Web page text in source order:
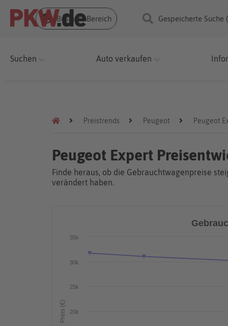
Business Bereich Gespeicherte Suche (
Suchen Auto verkaufen
Preistrends Peugeot Peugeot
Peugeot Expert
Finde heraus, ob die Gebrauchtwagenpreise
verändert haben.
Preis (€) 20k
25k
30k
35k